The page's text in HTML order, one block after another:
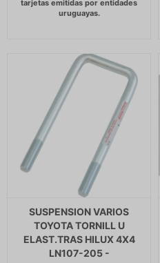
SUSPENSION VARIOS
TOYOTA TORNILL U
ELAST.TRAS HILUX 4X4
LN107-205 -